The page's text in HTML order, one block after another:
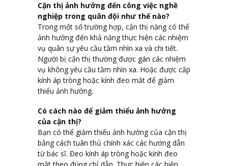
Cận thị ảnh hưởng đến công việc nghề
nghiệp trong quân đội như thế nào?
Trong một số trường hợp, cận thị nặng có thể
ảnh hưởng đến khả năng thực hiện các nhiệm
vụ quân sự yêu cầu tầm nhìn xa và chi tiết.
Người bị cận thị thường được gán các nhiệm
vụ không yêu cầu tầm nhìn xa. Hoặc được cấp
kính áp tròng hoặc kính đeo mắt để giảm
thiểu ảnh hưởng.
Có cách nào để giảm thiểu ảnh hưởng
của cận thị?
Bạn có thể giảm thiểu ảnh hưởng của cận thị
bằng cách tuân thủ chính xác các hướng dẫn
từ bác sĩ. Đeo kính áp tròng hoặc kính đeo
mắt theo đúng chỉ dẫn. Thực hiện các biện